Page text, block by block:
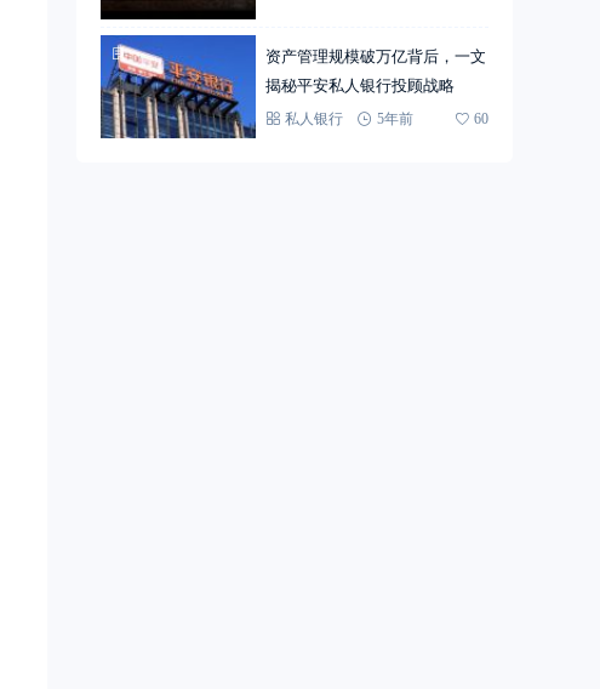
资产管理规模破万亿背后，一文
揭秘平安私人银行投顾战略
私人银行 5年前 60